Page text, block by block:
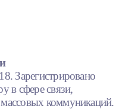
Зарегистрировано
в сфере связи,
коммуникаций.